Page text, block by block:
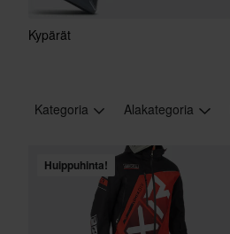
Kypärät
Kategoria Alakategoria
Huippuhinta!